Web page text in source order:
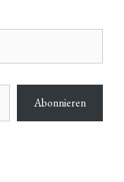
Abonnieren